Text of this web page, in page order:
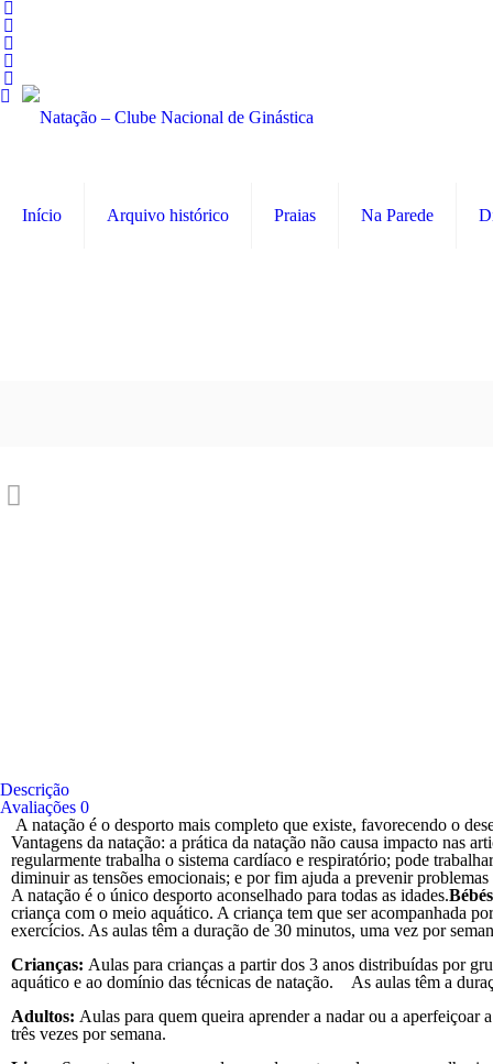
Início Arquivo histórico Praias Na Parede
Descrição
Avaliações 0
A natação é o desporto mais completo que existe, favorecendo o
Vantagens da natação: a prática da natação não causa impacto nas
regularmente trabalha o sistema cardíaco e respiratório; pode
diminuir as tensões emocionais; e por fim ajuda a prevenir
A natação é o único desporto aconselhado para todas as idades.
criança com o meio aquático. A criança tem que ser acompanhada
exercícios. As aulas têm a duração de 30 minutos, uma vez por
Crianças: Aulas para crianças a partir dos 3 anos distribuídas por
aquático e ao domínio das técnicas de natação. As aulas têm a
Adultos: Aulas para quem queira aprender a nadar ou a aperfeiçoar
três vezes por semana.